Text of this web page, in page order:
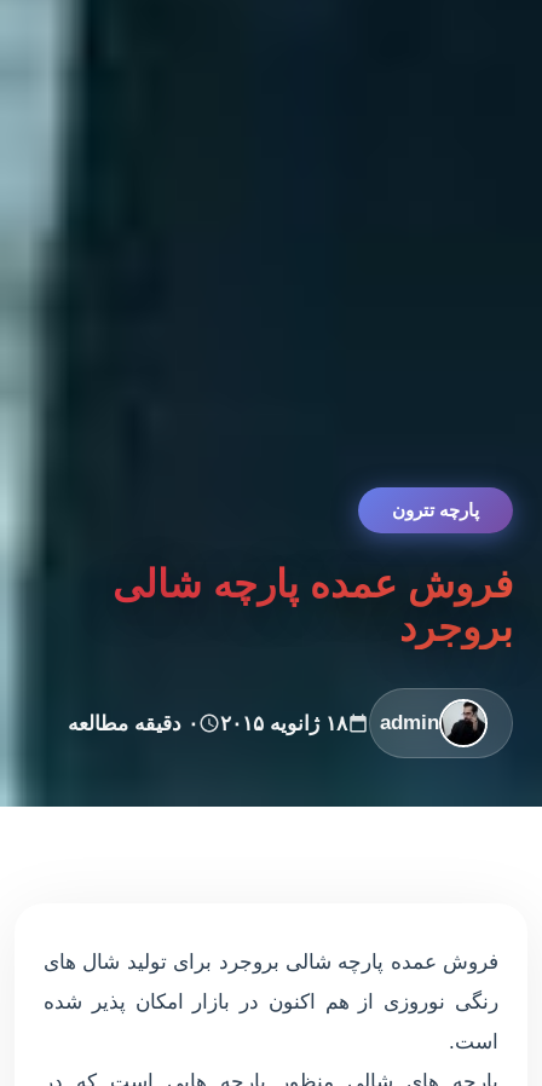
پارچه تترون
فروش عمده پارچه شالی
بروجرد
admin ۱۸ ژانویه ۲۰۱۵ ۰ دقیقه مطالعه
فروش عمده پارچه شالی بروجرد برای تولید شال های
رنگی نوروزی از هم اکنون در بازار امکان پذیر شده
است.